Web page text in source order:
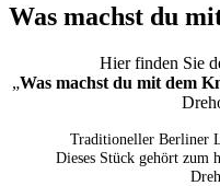
Was machst du
Hier finden Sie
„Was machst du mit dem
Traditioneller Berliner
Dieses Stück gehört zum